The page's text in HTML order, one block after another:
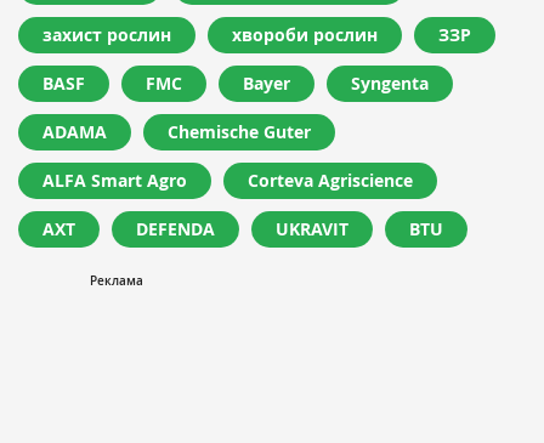
захист рослин хвороби рослин ЗЗР
BASF FMC Bayer Syngenta
ADAMA Chemische Guter
ALFA Smart Agro Corteva Agriscience
АХТ DEFENDA UKRAVIT BTU